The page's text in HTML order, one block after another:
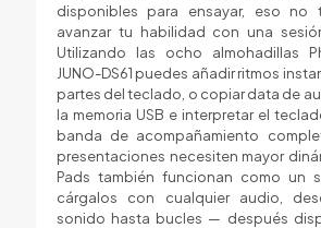
disponibles para ensayar, eso no
avanzar tu habilidad con una
Utilizando las ocho almohadillas
JUNO-DS61 puedes añadir ritmos
partes del teclado, o copiar data de
la memoria USB e interpretar el
banda de acompañamiento
presentaciones necesiten mayor
Pads también funcionan como un
cárgalos con cualquier audio,
sonido hasta bucles — después